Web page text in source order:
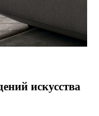
искусства